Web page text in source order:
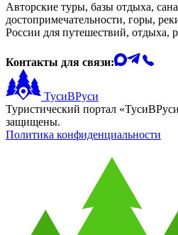
Авторские туры, базы отдыха,
достопримечательности, горы,
России для путешествий, отдыха,
Контакты для связи:
ТусиВРуси
Туристический портал
защищены.
Политика конфиденциальности